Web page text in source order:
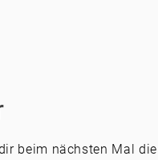
beim nächsten Mal die